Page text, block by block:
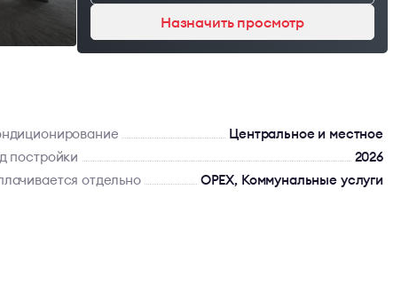
Назначить просмотр
Центральное и местное
постройки
2026
отдельно
OPEX, Коммунальные услуги